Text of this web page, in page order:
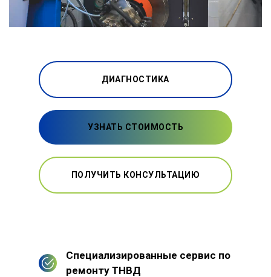
ДИАГНОСТИКА
УЗНАТЬ СТОИМОСТЬ
ПОЛУЧИТЬ КОНСУЛЬТАЦИЮ
Специализированные сервис по
ремонту ТНВД